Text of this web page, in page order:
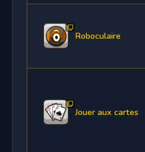
Roboculaire
Jouer aux cartes